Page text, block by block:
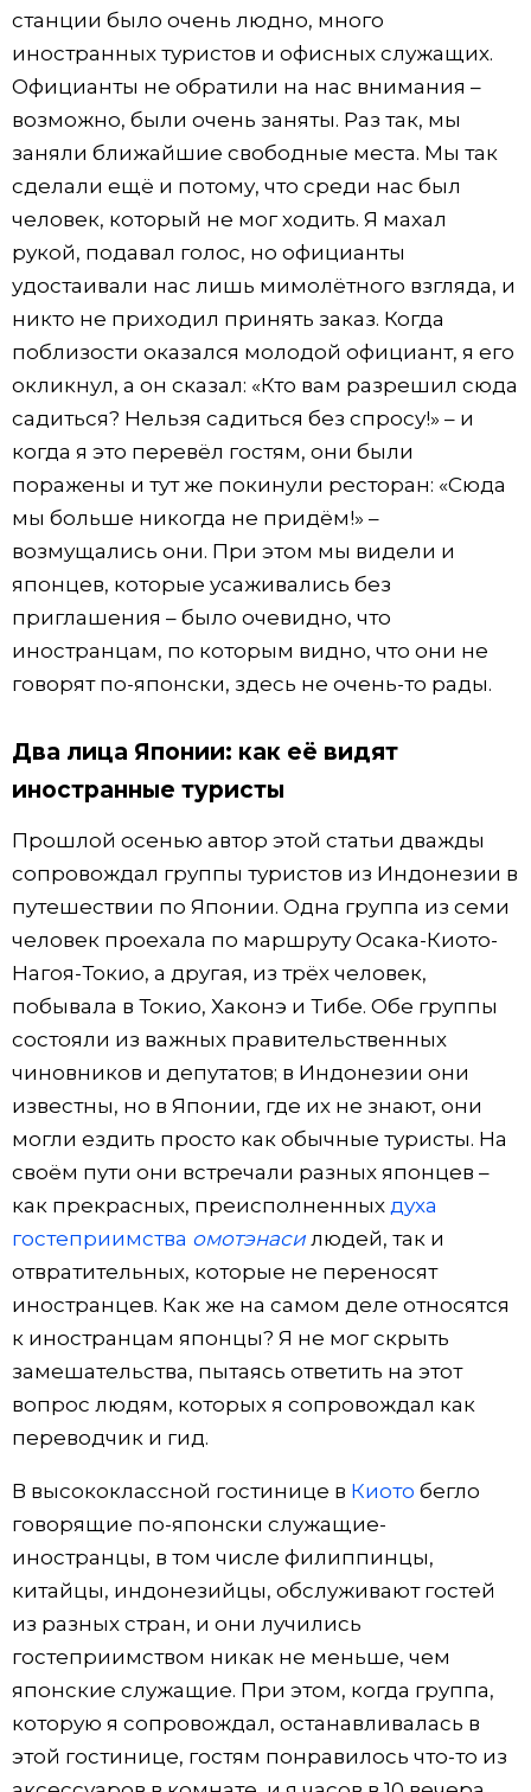
станции было очень людно, много
иностранных туристов и офисных служащих.
Официанты не обратили на нас внимания –
возможно, были очень заняты. Раз так, мы
заняли ближайшие свободные места. Мы так
сделали ещё и потому, что среди нас был
человек, который не мог ходить. Я махал
рукой, подавал голос, но официанты
удостаивали нас лишь мимолётного взгляда, и
никто не приходил принять заказ. Когда
поблизости оказался молодой официант, я его
окликнул, а он сказал: «Кто вам разрешил сюда
садиться? Нельзя садиться без спросу!» – и
когда я это перевёл гостям, они были
поражены и тут же покинули ресторан: «Сюда
мы больше никогда не придём!» –
возмущались они. При этом мы видели и
японцев, которые усаживались без
приглашения – было очевидно, что
иностранцам, по которым видно, что они не
говорят по-японски, здесь не очень-то рады.
Два лица Японии: как её видят
иностранные туристы
Прошлой осенью автор этой статьи дважды
сопровождал группы туристов из Индонезии в
путешествии по Японии. Одна группа из семи
человек проехала по маршруту Осака-Киото-
Нагоя-Токио, а другая, из трёх человек,
побывала в Токио, Хаконэ и Тибе. Обе группы
состояли из важных правительственных
чиновников и депутатов; в Индонезии они
известны, но в Японии, где их не знают, они
могли ездить просто как обычные туристы. На
своём пути они встречали разных японцев –
как прекрасных, преисполненных духа
гостеприимства омотэнасилюдей, так и
отвратительных, которые не переносят
иностранцев. Как же на самом деле относятся
к иностранцам японцы? Я не мог скрыть
замешательства, пытаясь ответить на этот
вопрос людям, которых я сопровождал как
переводчик и гид.
В высококлассной гостинице в Киото бегло
говорящие по-японски служащие-
иностранцы, в том числе филиппинцы,
китайцы, индонезийцы, обслуживают гостей
из разных стран, и они лучились
гостеприимством никак не меньше, чем
японские служащие. При этом, когда группа,
которую я сопровождал, останавливалась в
этой гостинице, гостям понравилось что-то из